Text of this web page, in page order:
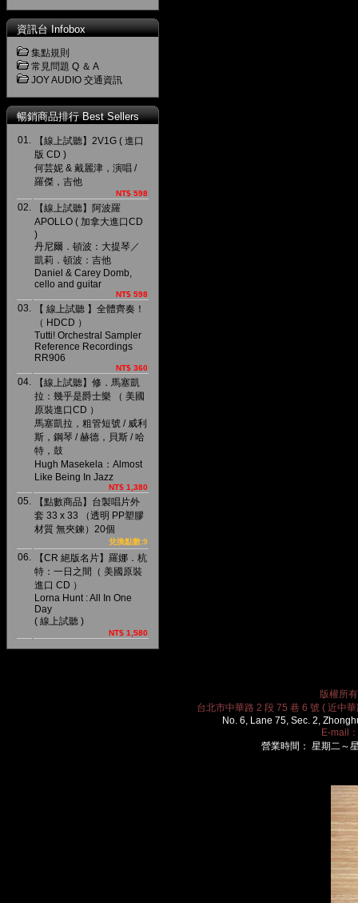
資訊台 Infobox
集點規則
常見問題 Q ＆ A
JOY AUDIO 交通資訊
暢銷商品排行 Best Sellers
01.
【線上試聽】2V1G ( 進口
版 CD )
何芸妮 & 戴麗津，演唱 /
羅傑，吉他
NT$ 598
02.
【線上試聽】阿波羅
APOLLO ( 加拿大進口CD
)
丹尼爾．頓波：大提琴／
凱莉．頓波：吉他
Daniel & Carey Domb,
cello and guitar
NT$ 598
03.
【 線上試聽 】全體齊奏！
（ HDCD ）
Tutti! Orchestral Sampler
Reference Recordings
RR906
NT$ 360
04.
【線上試聽】修．馬塞凱
拉：幾乎是爵士樂 （ 美國
原裝進口CD ）
馬塞凱拉，粗管短號 / 威利
斯，鋼琴 / 赫德，貝斯 / 哈
特，鼓
Hugh Masekela：Almost
Like Being In Jazz
NT$ 1,380
05.
【點數商品】台製唱片外
套 33 x 33 （透明 PP塑膠
材質 無夾鍊）20個
兌換點數:9
06.
【CR 絕版名片】羅娜．杭
特：一日之間（ 美國原裝
進口 CD ）
Lorna Hunt : All In One
Day
( 線上試聽 )
NT$ 1,580
版權所
台北市中華路 2 段 75 巷 6 號 ( 近中
No. 6, Lane 75, Sec. 2,
E-mail：
營業時間： 星期二～